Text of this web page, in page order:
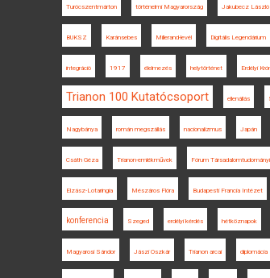
Turócszentmárton történelmi Magyarország Jakubecz László
BUKSZ Karánsebes Millerand-levél Digitális Legendárium
integráció 1917 élelmezés helytörténet Erdélyi
Trianon 100 Kutatócsoport ellenállás
Nagybánya román megszállás nacionalizmus Japán
Csáth Géza Trianon-emlékművek Fórum
Elzász-Lotaringia Mészáros Flóra Budapesti Francia Intézet
konferencia Szeged erdélyi kérdés hétköznapok
Magyarosi Sándor Jászi Oszkár Trianon arcai diplomácia